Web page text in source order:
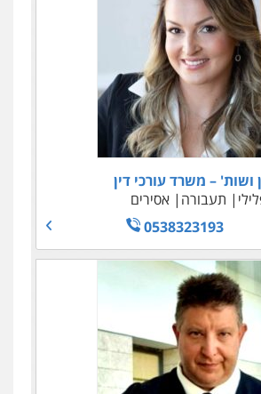
ושות' – משרד עורכי דין
תעבורה
אסירים
0538323193